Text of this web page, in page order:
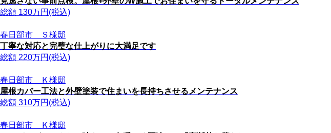
総額 130万円(税込)
春日部市 Ｓ様邸
丁寧な対応と完璧な仕上がりに大満足です
総額 220万円(税込)
春日部市 Ｋ様邸
屋根カバー工法と外壁塗装で住まいを長持ちさせるメンテナンス
総額 310万円(税込)
春日部市 Ｋ様邸